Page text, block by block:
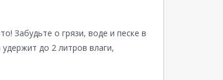
Забудьте о грязи, воде и песке в
удержит до 2 литров влаги,